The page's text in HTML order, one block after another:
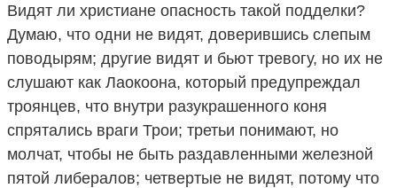
Видят ли христиане опасность такой подделки?
Думаю, что одни не видят, доверившись слепым
поводырям; другие видят и бьют тревогу, но их не
слушают как Лаокоона, который предупреждал
троянцев, что внутри разукрашенного коня
спрятались враги Трои; третьи понимают, но
молчат, чтобы не быть раздавленными железной
пятой либералов; четвертые не видят, потому что